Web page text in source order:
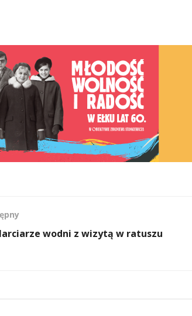
wodni z wizytą w ratuszu